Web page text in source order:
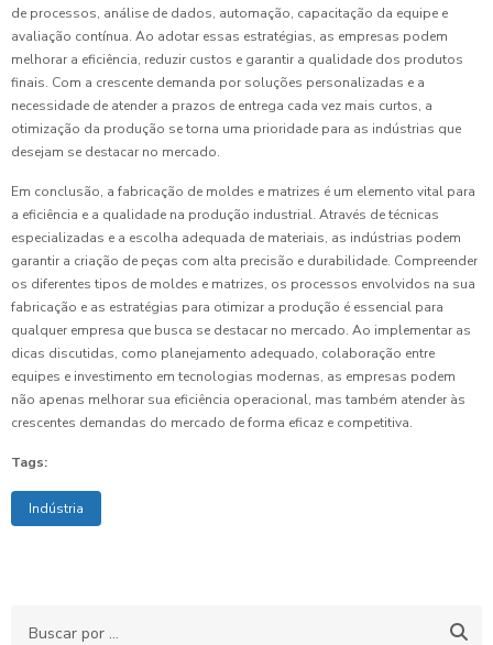
de processos, análise de dados, automação, capacitação da equipe e
avaliação contínua. Ao adotar essas estratégias, as empresas podem
melhorar a eficiência, reduzir custos e garantir a qualidade dos produtos
finais. Com a crescente demanda por soluções personalizadas e a
necessidade de atender a prazos de entrega cada vez mais curtos, a
otimização da produção se torna uma prioridade para as indústrias que
desejam se destacar no mercado.
Em conclusão, a fabricação de moldes e matrizes é um elemento vital para
a eficiência e a qualidade na produção industrial. Através de técnicas
especializadas e a escolha adequada de materiais, as indústrias podem
garantir a criação de peças com alta precisão e durabilidade. Compreender
os diferentes tipos de moldes e matrizes, os processos envolvidos na sua
fabricação e as estratégias para otimizar a produção é essencial para
qualquer empresa que busca se destacar no mercado. Ao implementar as
dicas discutidas, como planejamento adequado, colaboração entre
equipes e investimento em tecnologias modernas, as empresas podem
não apenas melhorar sua eficiência operacional, mas também atender às
crescentes demandas do mercado de forma eficaz e competitiva.
Tags:
Indústria